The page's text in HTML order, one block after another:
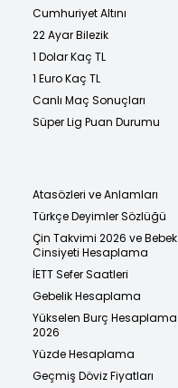
Cumhuriyet Altını
22 Ayar Bilezik
1 Dolar Kaç TL
1 Euro Kaç TL
Canlı Maç Sonuçları
Süper Lig Puan Durumu
Atasözleri ve Anlamları
Türkçe Deyimler Sözlüğü
Çin Takvimi 2026 ve Bebek
Cinsiyeti Hesaplama
İETT Sefer Saatleri
Gebelik Hesaplama
Yükselen Burç Hesaplama
2026
Yüzde Hesaplama
Geçmiş Döviz Fiyatları